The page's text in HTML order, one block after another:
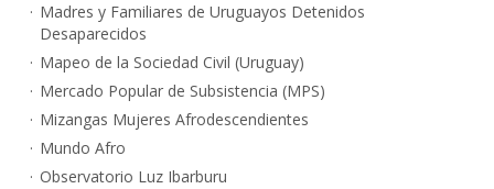
Madres y Familiares de Uruguayos Detenidos
Desaparecidos
Mapeo de la Sociedad Civil (Uruguay)
Mercado Popular de Subsistencia (MPS)
Mizangas Mujeres Afrodescendientes
Mundo Afro
Observatorio Luz Ibarburu